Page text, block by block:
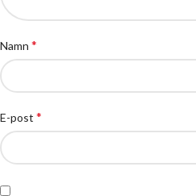
Namn *
E-post *